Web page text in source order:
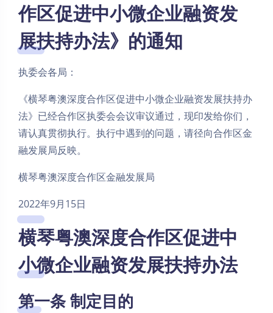
作区促进中小微企业融资发
展扶持办法》的通知
执委会各局：
《横琴粤澳深度合作区促进中小微企业融资发展扶持办
法》已经合作区执委会会议审议通过，现印发给你们，
请认真贯彻执行。执行中遇到的问题，请径向合作区金
融发展局反映。
横琴粤澳深度合作区金融发展局
2022年9月15日
横琴粤澳深度合作区促进中
小微企业融资发展扶持办法
第一条 制定目的